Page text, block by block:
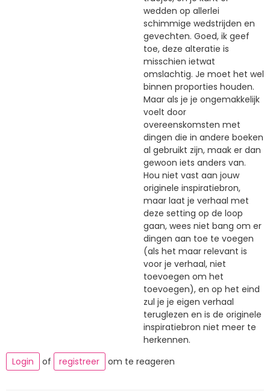
wedden op allerlei
schimmige wedstrijden en
gevechten. Goed, ik geef
toe, deze alteratie is
misschien ietwat
omslachtig. Je moet het wel
binnen proporties houden.
Maar als je je ongemakkelijk
voelt door
overeenskomsten met
dingen die in andere boeken
al gebruikt zijn, maak er dan
gewoon iets anders van.
Hou niet vast aan jouw
originele inspiratiebron,
maar laat je verhaal met
deze setting op de loop
gaan, wees niet bang om er
dingen aan toe te voegen
(als het maar relevant is
voor je verhaal, niet
toevoegen om het
toevoegen), en op het eind
zul je je eigen verhaal
teruglezen en is de originele
inspiratiebron niet meer te
herkennen.
Login
of registreer om te reageren